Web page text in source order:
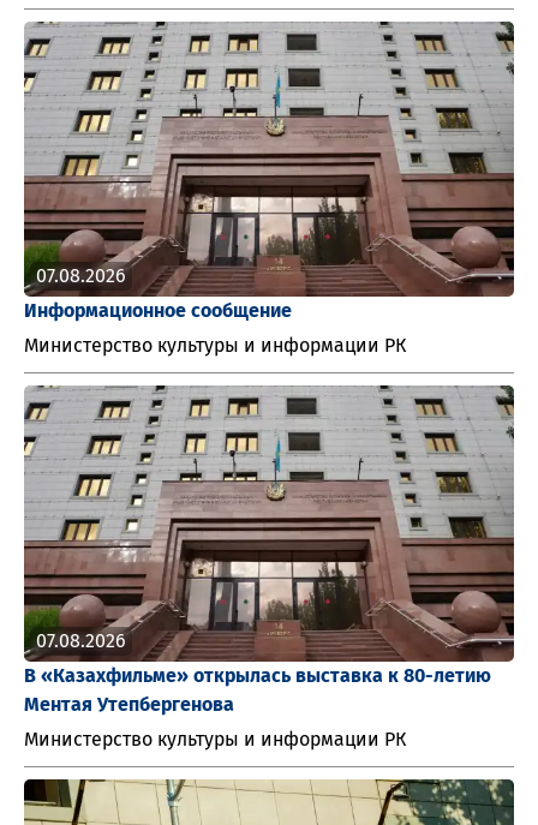
07.08.2026
Информационное сообщение
Министерство культуры и информации РК
07.08.2026
В «Казахфильме» открылась выставка к 80-летию
Ментая Утепбергенова
Министерство культуры и информации РК